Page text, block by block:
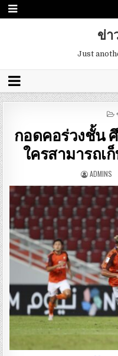
ข่า
Just
กอดคอร่วงชั้น
ใครสามารถเ
ADMINS